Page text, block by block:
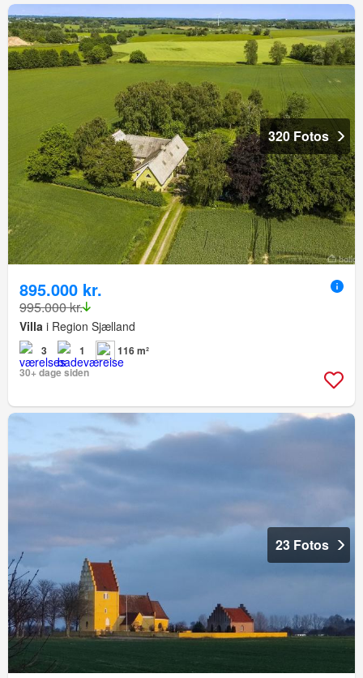
320 Fotos
895.000 kr.
995.000 kr.
Villa i Region Sjælland
3 1
116 m²
30+ dage siden
23 Fotos